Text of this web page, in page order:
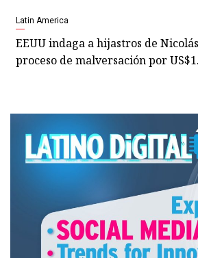
Latin America
EEUU indaga a hijastros de
proceso de malversación por